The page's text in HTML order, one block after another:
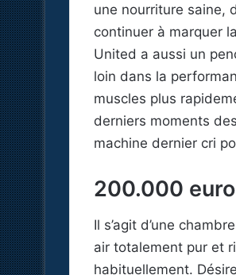
une nourriture saine,
continuer à marquer
United a aussi un
loin dans la
muscles plus
derniers moments
machine dernier cri
200.000
Il s’agit d’une
air totalement pur et
habituellement.